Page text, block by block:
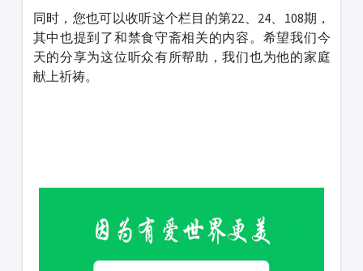
同时，您也可以收听这个栏目的第22、24、108期，
其中也提到了和禁食守斋相关的内容。希望我们今
天的分享为这位听众有所帮助，我们也为他的家庭
献上祈祷。